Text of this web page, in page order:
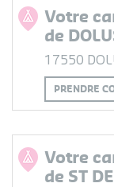
Votre
de
17550
PRENDRE
Votre
de ST